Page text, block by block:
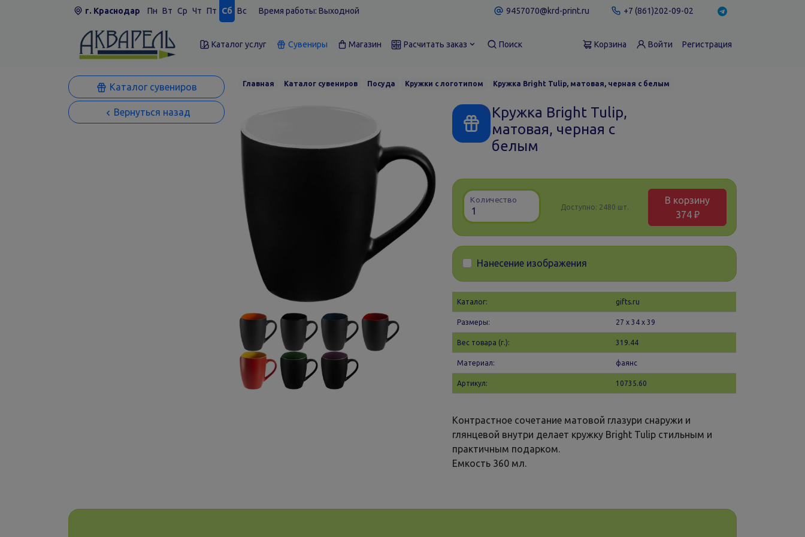
г. Краснодар Пн Вт Ср Чт Пт Сб Вс Время работы: Выходной 9457070@krd-print.ru +7 (861)202-09-02
Каталог услуг Сувениры Магазин Расчитать заказ Поиск Корзина Войти Регистрация
Каталог сувениров
Вернуться назад
Главная Каталог сувениров Посуда Кружки с логотипом Кружка Bright Tulip, матовая, черная с белым
Кружка Bright Tulip,
матовая, черная с
белым
Количество
Доступно: 2480 шт.
В корзину
374 ₽
Нанесение изображения
Каталог: gifts.ru
Размеры: 27 х 34 x 39
Вес товара (г.): 319.44
Материал: фаянс
Артикул: 10735.60
Контрастное сочетание матовой глазури снаружи и
глянцевой внутри делает кружку Bright Tulip стильным и
практичным подарком.
Емкость 360 мл.